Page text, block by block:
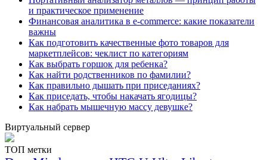
и практическое применение
Финансовая аналитика в e-commerce: какие показатели
важны
Как подготовить качественные фото товаров для
маркетплейсов: чеклист по категориям
Как выбрать горшок для ребенка?
Как найти родственников по фамилии?
Как правильно дышать при приседаниях?
Как приседать, чтобы накачать ягодицы?
Как набрать мышечную массу девушке?
Виртуальный сервер
ТОП метки